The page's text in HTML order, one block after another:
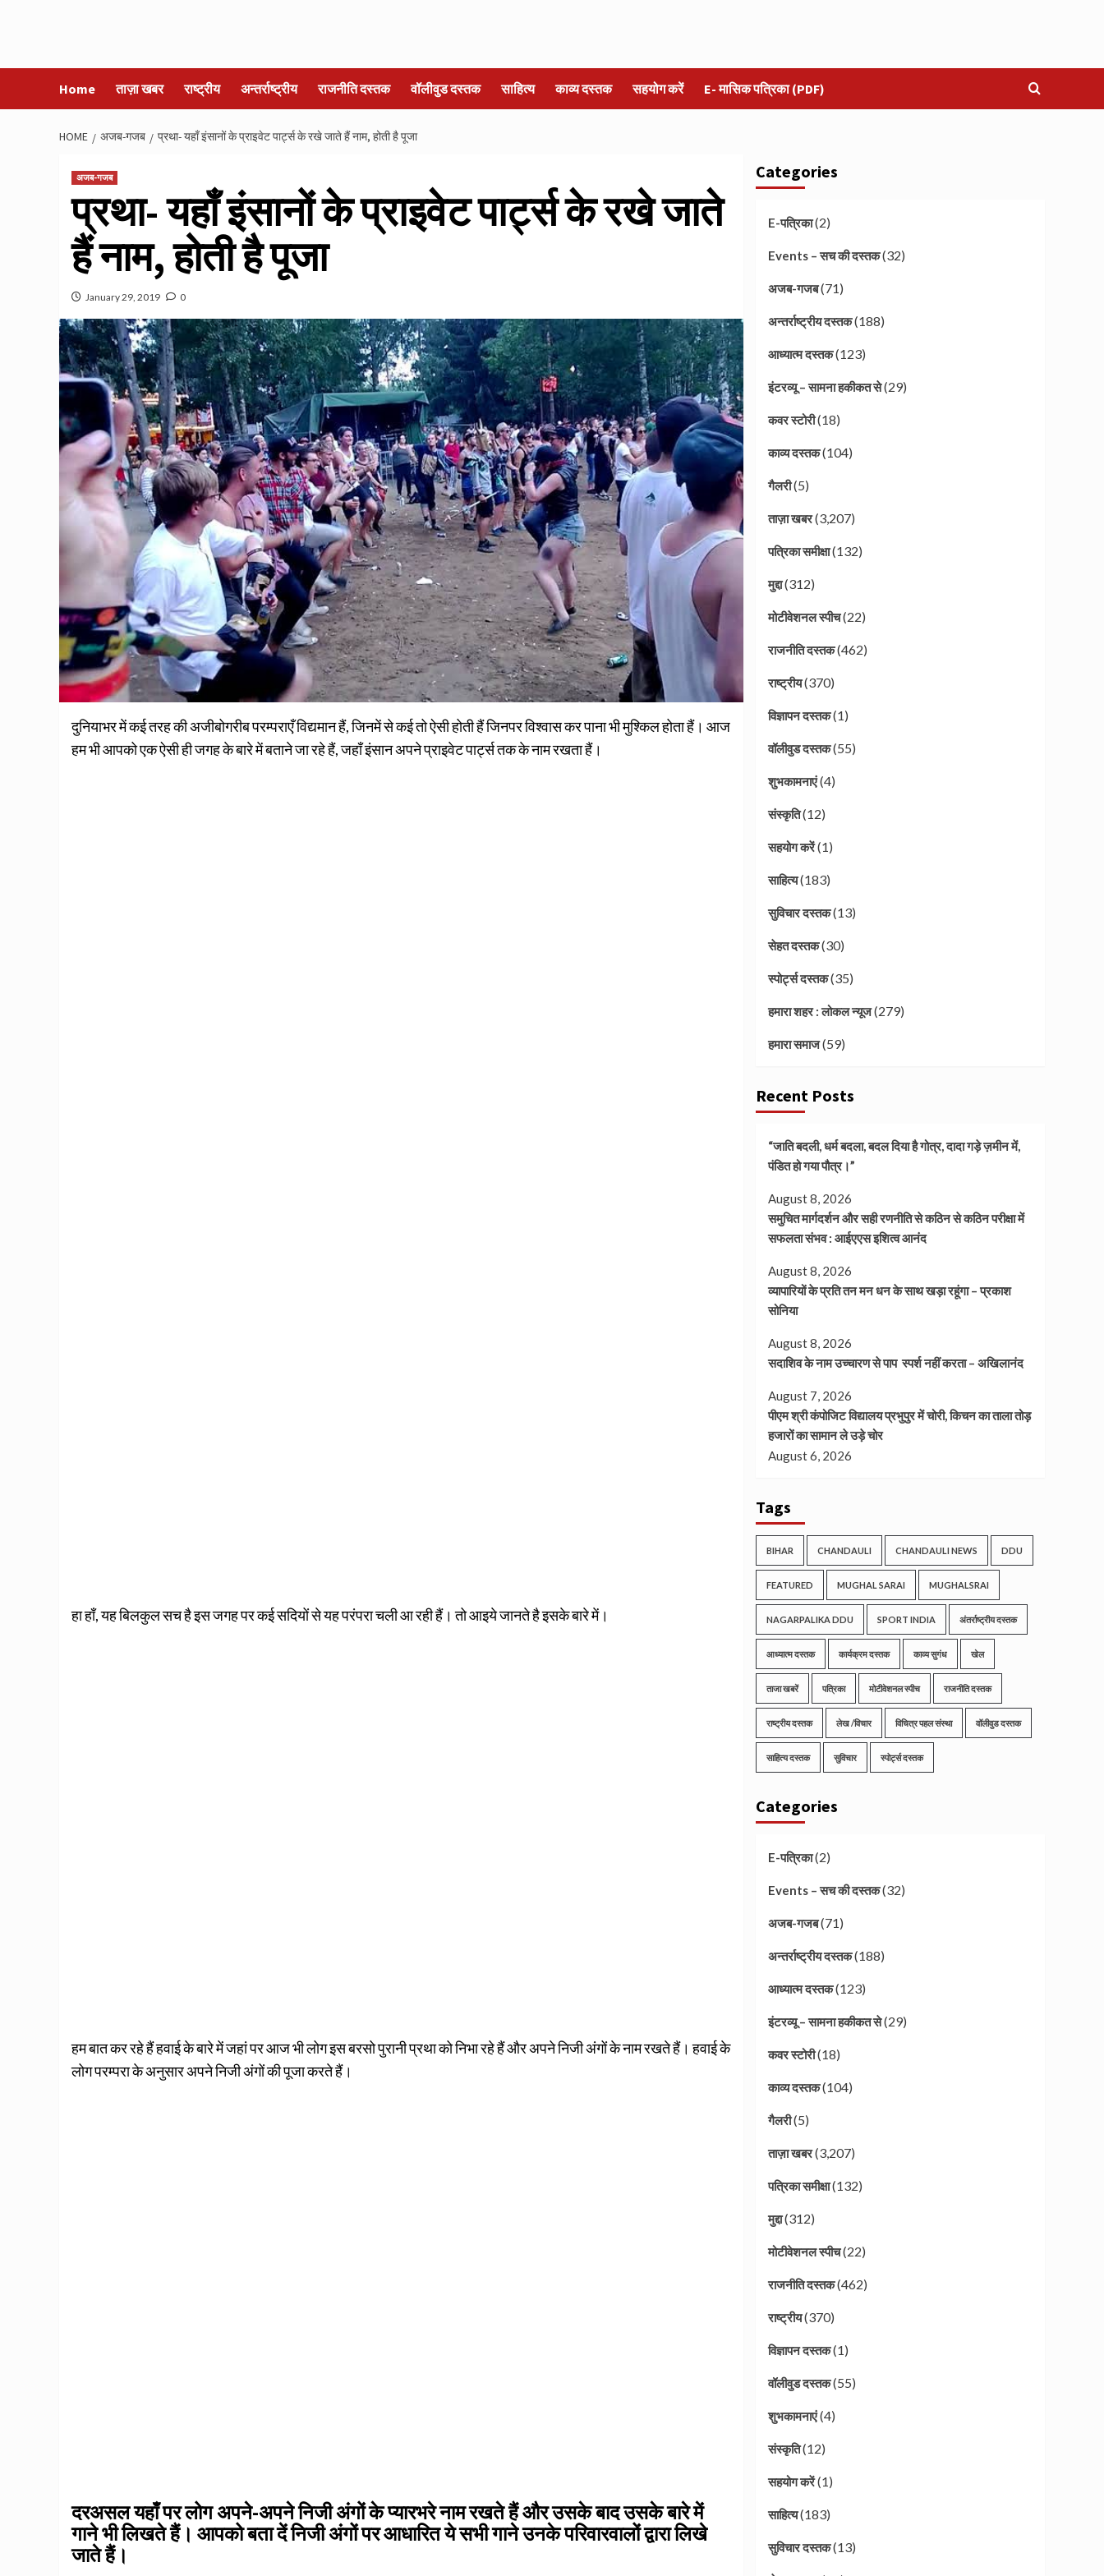
Home ताज़ा खबर राष्ट्रीय अन्तर्राष्ट्रीय राजनीति दस्तक वॉलीवुड दस्तक साहित्य काव्य दस्तक सहयोग करें E- मासिक पत्रिका (PDF)
HOME अजब-गजब प्रथा- यहाँ इंसानों के प्राइवेट पार्ट्स के रखे जाते हैं नाम, होती है पूजा
अजब-गजब
प्रथा- यहाँ इंसानों के प्राइवेट पार्ट्स के रखे जाते
हैं नाम, होती है पूजा
January 29, 2019 0
दुनियाभर में कई तरह की अजीबोगरीब परम्पराएँ विद्यमान हैं, जिनमें से कई तो ऐसी होती हैं जिनपर विश्वास कर पाना भी मुश्किल होता हैं। आज
हम भी आपको एक ऐसी ही जगह के बारे में बताने जा रहे हैं, जहाँ इंसान अपने प्राइवेट पार्ट्स तक के नाम रखता हैं।
हा हाँ, यह बिलकुल सच है इस जगह पर कई सदियों से यह परंपरा चली आ रही हैं। तो आइये जानते है इसके बारे में।
हम बात कर रहे हैं हवाई के बारे में जहां पर आज भी लोग इस बरसो पुरानी प्रथा को निभा रहे हैं और अपने निजी अंगों के नाम रखते हैं। हवाई के
लोग परम्परा के अनुसार अपने निजी अंगों की पूजा करते हैं।
दरअसल यहाँ पर लोग अपने-अपने निजी अंगों के प्यारभरे नाम रखते हैं और उसके बाद उसके बारे में
गाने भी लिखते हैं। आपको बता दें निजी अंगों पर आधारित ये सभी गाने उनके परिवारवालों द्वारा लिखे
जाते हैं।
Categories
E-पत्रिका(2)
Events – सच की दस्तक(32)
अजब-गजब(71)
अन्तर्राष्ट्रीय दस्तक(188)
आध्यात्म दस्तक(123)
इंटरव्यू – सामना हकीकत से(29)
कवर स्टोरी(18)
काव्य दस्तक(104)
गैलरी(5)
ताज़ा खबर(3,207)
पत्रिका समीक्षा(132)
मुद्दा(312)
मोटीवेशनल स्पीच(22)
राजनीति दस्तक(462)
राष्ट्रीय(370)
विज्ञापन दस्तक(1)
वॉलीवुड दस्तक(55)
शुभकामनाएं(4)
संस्कृति(12)
सहयोग करें(1)
साहित्य(183)
सुविचार दस्तक(13)
सेहत दस्तक(30)
स्पोर्ट्स दस्तक(35)
हमारा शहर : लोकल न्यूज(279)
हमारा समाज(59)
Recent Posts
“जाति बदली, धर्म बदला, बदल दिया है गोत्र, दादा गड़े ज़मीन में,
पंडित हो गया पौत्र।”
August 8, 2026
समुचित मार्गदर्शन और सही रणनीति से कठिन से कठिन परीक्षा में
सफलता संभव : आईएएस इशित्व आनंद
August 8, 2026
व्यापारियों के प्रति तन मन धन के साथ खड़ा रहूंगा – प्रकाश
सोनिया
August 8, 2026
सदाशिव के नाम उच्चारण से पाप स्पर्श नहीं करता – अखिलानंद
August 7, 2026
पीएम श्री कंपोजिट विद्यालय प्रभुपुर में चोरी, किचन का ताला तोड़
हजारों का सामान ले उड़े चोर
August 6, 2026
Tags
BIHAR CHANDAULI CHANDAULI NEWS DDU
FEATURED MUGHAL SARAI MUGHALSRAI
NAGARPALIKA DDU SPORT INDIA अंतर्राष्ट्रीय दस्तक
आध्यात्म दस्तक कार्यक्रम दस्तक काव्य सुगंध खेल
ताजा खबरें पत्रिका मोटीवेशनल स्पीच राजनीति दस्तक
राष्ट्रीय दस्तक लेख /विचार विचित्र पहल संस्था वॉलीवुड दस्तक
साहित्य दस्तक सुविचार स्पोर्ट्स दस्तक
Categories
E-पत्रिका(2)
Events – सच की दस्तक(32)
अजब-गजब(71)
अन्तर्राष्ट्रीय दस्तक(188)
आध्यात्म दस्तक(123)
इंटरव्यू – सामना हकीकत से(29)
कवर स्टोरी(18)
काव्य दस्तक(104)
गैलरी(5)
ताज़ा खबर(3,207)
पत्रिका समीक्षा(132)
मुद्दा(312)
मोटीवेशनल स्पीच(22)
राजनीति दस्तक(462)
राष्ट्रीय(370)
विज्ञापन दस्तक(1)
वॉलीवुड दस्तक(55)
शुभकामनाएं(4)
संस्कृति(12)
सहयोग करें(1)
साहित्य(183)
सुविचार दस्तक(13)